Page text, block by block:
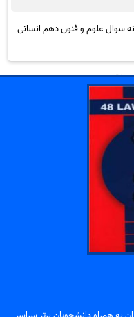
سوال علوم و فنون دهم انسانی